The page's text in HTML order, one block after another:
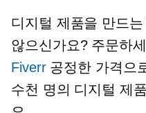
디지털 제품을 만드
않으신가요? 주문하
Fiverr공정한 가격으
수천 명의 디지털 제